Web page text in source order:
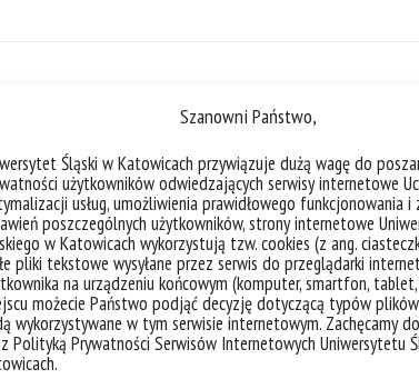
Szanowni Państwo,
Śląski w Katowicach przywiązuje dużą wagę do
użytkowników odwiedzających serwisy internetowe
usług, umożliwienia prawidłowego funkcjonowania i
poszczególnych użytkowników, strony internetowe
w Katowicach wykorzystują tzw. cookies (z ang.
pliki tekstowe wysyłane przez serwis do przeglądarki
na urządzeniu końcowym (komputer, smartfon,
możecie Państwo podjąć decyzję dotyczącą typów
wykorzystywane w tym serwisie internetowym. Zachęcamy
Polityką Prywatności Serwisów Internetowych Uniwersytetu
Rola języka angielskiego
Szanowni Państwo, jesteśmy
Śląskiego w Katowicach.
angielskiego w